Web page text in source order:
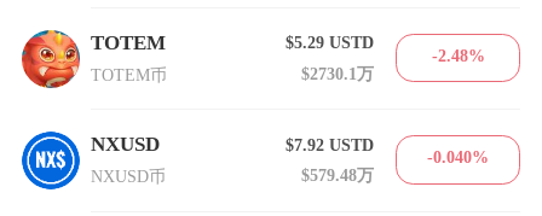
TOTEM
TOTEM币
$5.29USTD
$2730.1万
-2.48%
NXUSD
NXUSD币
$7.92USTD
$579.48万
-0.040%